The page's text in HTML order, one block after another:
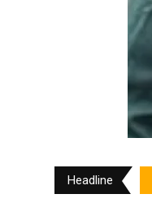
Headline